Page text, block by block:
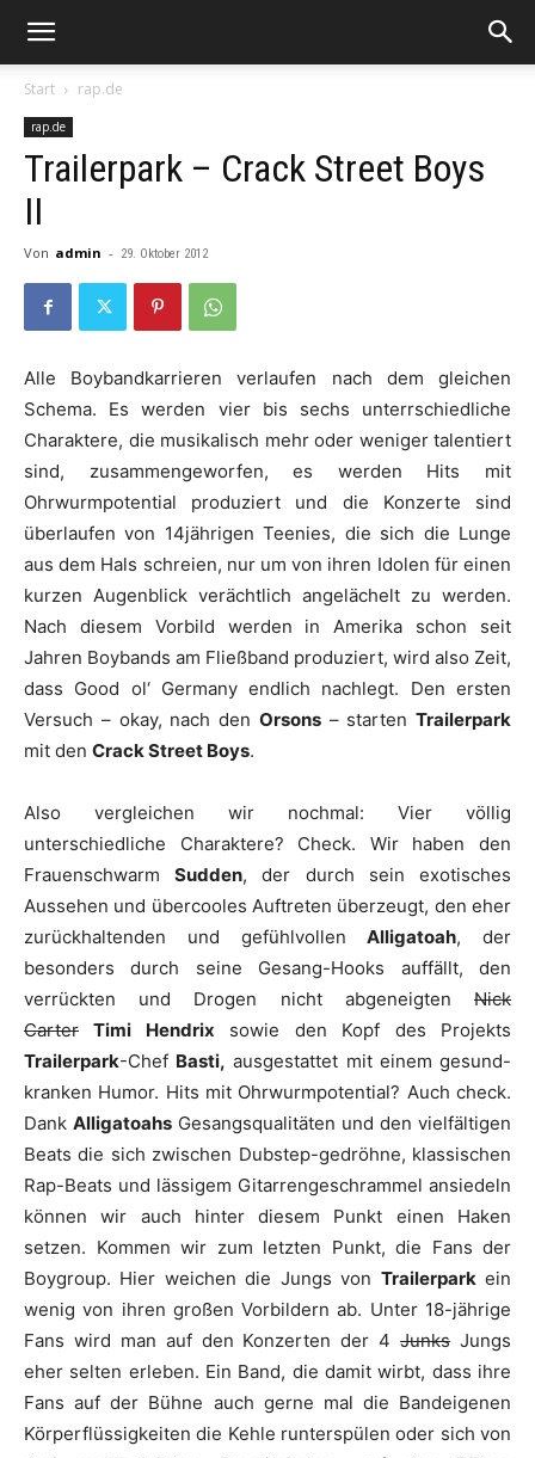
Start rap.de
rap.de
Trailerpark – Crack Street Boys
II
Von admin - 29. Oktober 2012
Alle Boybandkarrieren verlaufen nach dem gleichen
Schema. Es werden vier bis sechs unterrschiedliche
Charaktere, die musikalisch mehr oder weniger talentiert
sind, zusammengeworfen, es werden Hits mit
Ohrwurmpotential produziert und die Konzerte sind
überlaufen von 14jährigen Teenies, die sich die Lunge
aus dem Hals schreien, nur um von ihren Idolen für einen
kurzen Augenblick verächtlich angelächelt zu werden.
Nach diesem Vorbild werden in Amerika schon seit
Jahren Boybands am Fließband produziert, wird also Zeit,
dass Good ol‘ Germany endlich nachlegt. Den ersten
Versuch – okay, nach den Orsons– starten Trailerpark
mit den Crack Street Boys.
Also vergleichen wir nochmal: Vier völlig
unterschiedliche Charaktere? Check. Wir haben den
FrauenschwarmSudden, der durch sein exotisches
Aussehen und übercooles Auftreten überzeugt, den eher
zurückhaltenden und gefühlvollenAlligatoah, der
besonders durch seine Gesang-Hooks auffällt, den
verrückten und Drogen nicht abgeneigten Nick
Carter
Timi Hendrix sowie den Kopf des Projekts
Trailerpark-Chef Basti, ausgestattet mit einem gesund-
kranken Humor. Hits mit Ohrwurmpotential? Auch check.
Dank Alligatoahs Gesangsqualitäten und den vielfältigen
Beats die sich zwischen Dubstep-gedröhne, klassischen
Rap-Beats und lässigem Gitarrengeschrammel ansiedeln
können wir auch hinter diesem Punkt einen Haken
setzen. Kommen wir zum letzten Punkt, die Fans der
Boygroup. Hier weichen die Jungs von Trailerparkein
wenig von ihren großen Vorbildern ab. Unter 18-jährige
Fans wird man auf den Konzerten der 4JunksJungs
eher selten erleben. Ein Band, die damit wirbt, dass ihre
Fans auf der Bühne auch gerne mal die Bandeigenen
Körperflüssigkeiten die Kehle runterspülen oder sich von